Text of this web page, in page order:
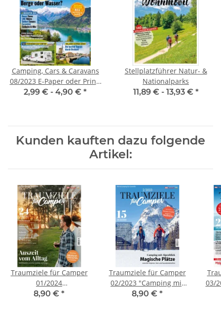
Camping, Cars & Caravans
08/2023 E-Paper oder Print-
Ausgabe
2,99 € - 4,90 € *
Stellplatzführer Natur- &
Nationalparks
11,89 € - 13,93 € *
Kunden kauften dazu folgende
Artikel:
Traumziele für Camper
01/2024
"Wohlfühlplätze" Print-
8,90 € *
Traumziele für Camper
02/2023 "Camping mit
Alpenblick" Print-
8,90 € *
03/